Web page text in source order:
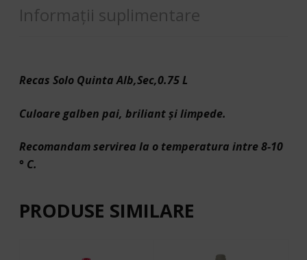
Informații suplimentare
Recas Solo Quinta Alb,Sec,0.75 L
Culoare galben pai, briliant și limpede.
Recomandam servirea la o temperatura intre 8-10
° C.
PRODUSE SIMILARE